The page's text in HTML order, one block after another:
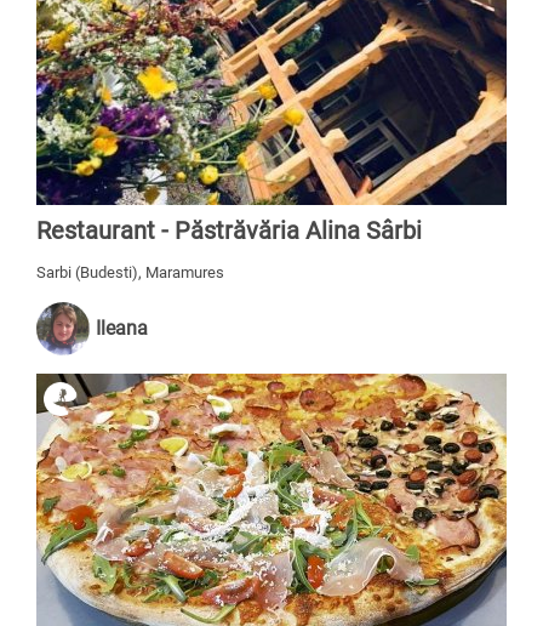
Restaurant - Păstrăvăria Alina Sârbi
Sarbi (Budesti), Maramures
Ileana